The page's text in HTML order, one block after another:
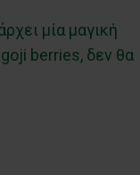
μία μαγική
berries, δεν θα